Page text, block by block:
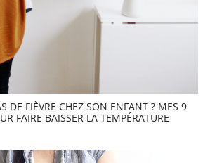
DE FIÈVRE CHEZ SON ENFANT ? MES 9
FAIRE BAISSER LA TEMPÉRATURE